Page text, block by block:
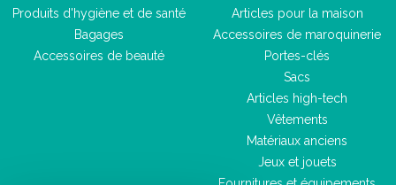
Produits d'hygiène et de santé
Bagages
Accessoires de beauté
Articles pour la maison
Accessoires de maroquinerie
Portes-clés
Sacs
Articles high-tech
Vêtements
Matériaux anciens
Jeux et jouets